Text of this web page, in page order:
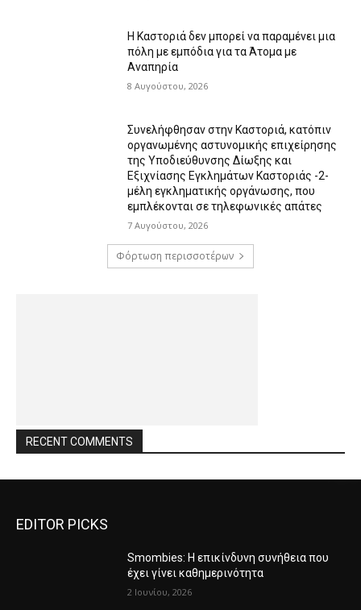
Η Καστοριά δεν μπορεί να παραμένει μια
πόλη με εμπόδια για τα Άτομα με
Αναπηρία
8 Αυγούστου, 2026
Συνελήφθησαν στην Καστοριά, κατόπιν
οργανωμένης αστυνομικής επιχείρησης
της Υποδιεύθυνσης Δίωξης και
Εξιχνίασης Εγκλημάτων Καστοριάς -2-
μέλη εγκληματικής οργάνωσης, που
εμπλέκονται σε τηλεφωνικές απάτες
7 Αυγούστου, 2026
Φόρτωση περισσοτέρων
RECENT COMMENTS
EDITOR PICKS
Smombies: Η επικίνδυνη συνήθεια που
έχει γίνει καθημερινότητα
2 Ιουνίου, 2026